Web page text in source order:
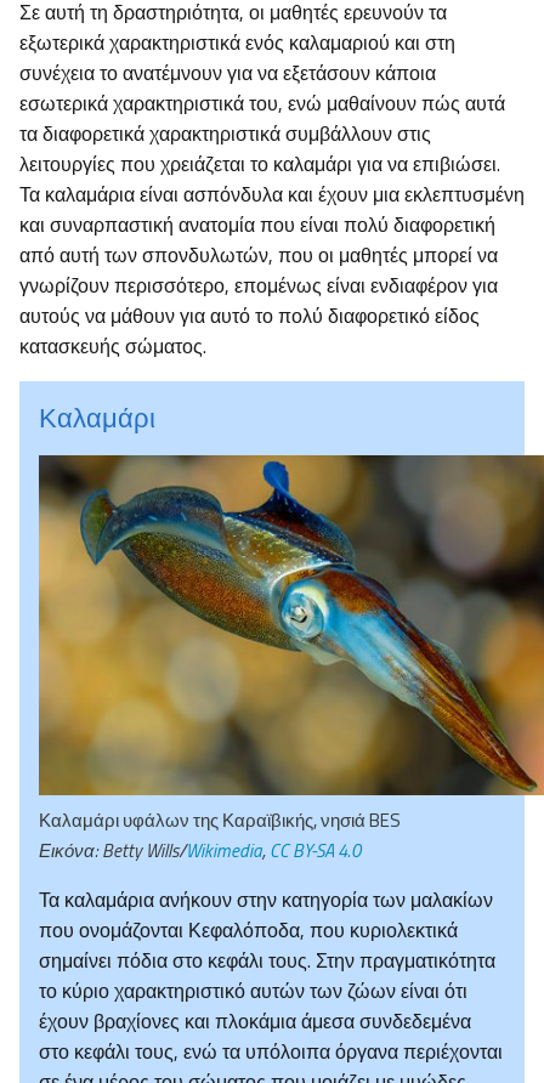
Σε αυτή τη δραστηριότητα, οι μαθητές ερευνούν τα
εξωτερικά χαρακτηριστικά ενός καλαμαριού και στη
συνέχεια το ανατέμνουν για να εξετάσουν κάποια
εσωτερικά χαρακτηριστικά του, ενώ μαθαίνουν πώς αυτά
τα διαφορετικά χαρακτηριστικά συμβάλλουν στις
λειτουργίες που χρειάζεται το καλαμάρι για να επιβιώσει.
Τα καλαμάρια είναι ασπόνδυλα και έχουν μια εκλεπτυσμένη
και συναρπαστική ανατομία που είναι πολύ διαφορετική
από αυτή των σπονδυλωτών, που οι μαθητές μπορεί να
γνωρίζουν περισσότερο, επομένως είναι ενδιαφέρον για
αυτούς να μάθουν για αυτό το πολύ διαφορετικό είδος
κατασκευής σώματος.
Καλαμάρι
Καλαμάρι υφάλων της Καραϊβικής, νησιά BES
Εικόνα: Betty Wills/Wikimedia,CC BY-SA 4.0
Τα καλαμάρια ανήκουν στην κατηγορία των μαλακίων
που ονομάζονται Κεφαλόποδα, που κυριολεκτικά
σημαίνει πόδια στο κεφάλι τους. Στην πραγματικότητα
το κύριο χαρακτηριστικό αυτών των ζώων είναι ότι
έχουν βραχίονες και πλοκάμια άμεσα συνδεδεμένα
στο κεφάλι τους, ενώ τα υπόλοιπα όργανα περιέχονται